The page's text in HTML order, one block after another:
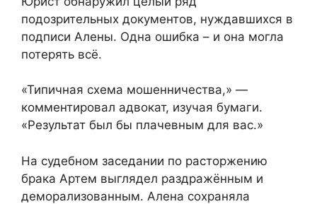
подозрительных документов, нуждавшихся в
подписи Алены. Одна ошибка – и она могла
потерять всё.
«Типичная схема мошенничества,» —
комментировал адвокат, изучая бумаги.
«Результат был бы плачевным для вас.»
На судебном заседании по расторжению
брака Артем выглядел раздражённым и
деморализованным. Алена сохраняла